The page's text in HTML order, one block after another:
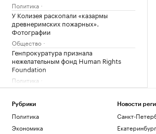
Политика
У Колизея раскопали «казармы
древнеримских пожарных».
Фотографии
Общество
Генпрокуратура признала
нежелательным фонд Human Rights
Foundation
Политика
Рубрики
Политика
Экономика
Новости
Санкт-
Екатеринбург